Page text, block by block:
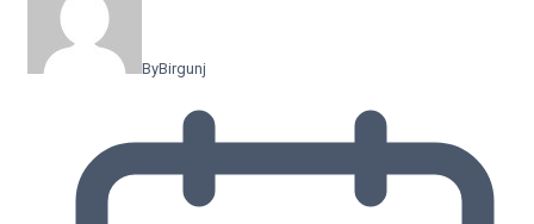
ByBirgunj